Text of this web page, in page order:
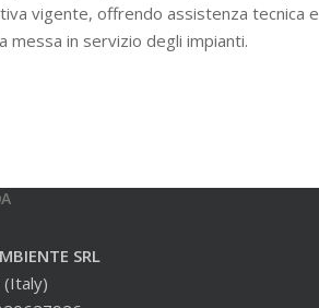
vigente, offrendo assistenza tecnica
messa in servizio degli impianti.
SRL
(Italy)